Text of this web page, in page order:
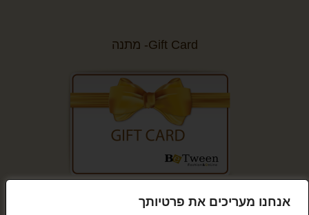
אנחנו מעריכים את פרטיותך
Gift Card- מתנה
קנייה מאובטחת